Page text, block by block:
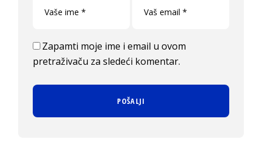
Zapamti moje ime i email u ovom
pretraživaču za sledeći komentar.